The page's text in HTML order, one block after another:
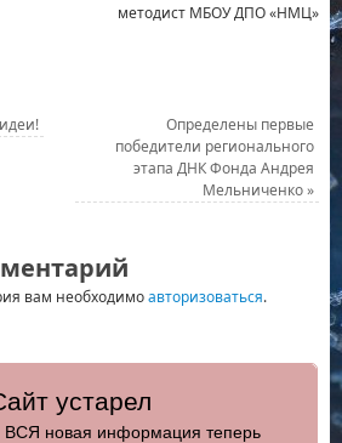
методист МБОУ ДПО «НМЦ»
Определены первые
победители регионального
этапа ДНК Фонда Андрея
Мельниченко»
вам необходимоавторизоваться.
устарел
ВСЯ новая информация теперь